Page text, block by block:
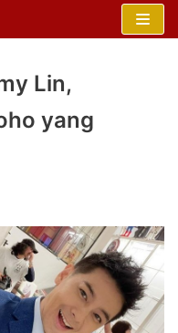
Lin,
yang